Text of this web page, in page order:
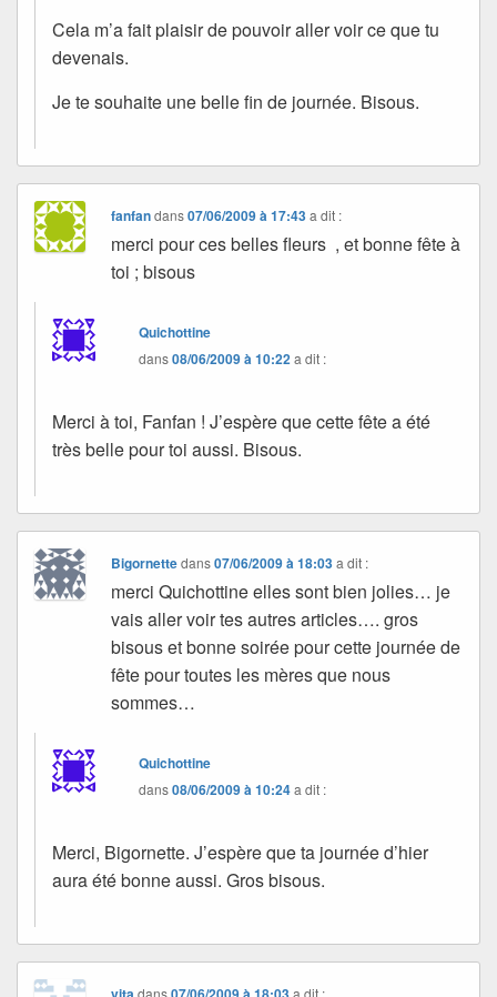
Cela m’a fait plaisir de pouvoir aller voir ce que tu
devenais.
Je te souhaite une belle fin de journée. Bisous.
fanfandans07/06/2009 à 17:43 a dit :
merci pour ces belles fleurs , et bonne fête à
toi ; bisous
Quichottine
dans08/06/2009 à 10:22a dit :
Merci à toi, Fanfan ! J’espère que cette fête a été
très belle pour toi aussi. Bisous.
Bigornettedans07/06/2009 à 18:03 a dit :
merci Quichottine elles sont bien jolies… je
vais aller voir tes autres articles…. gros
bisous et bonne soirée pour cette journée de
fête pour toutes les mères que nous
sommes…
Quichottine
dans08/06/2009 à 10:24a dit :
Merci, Bigornette. J’espère que ta journée d’hier
aura été bonne aussi. Gros bisous.